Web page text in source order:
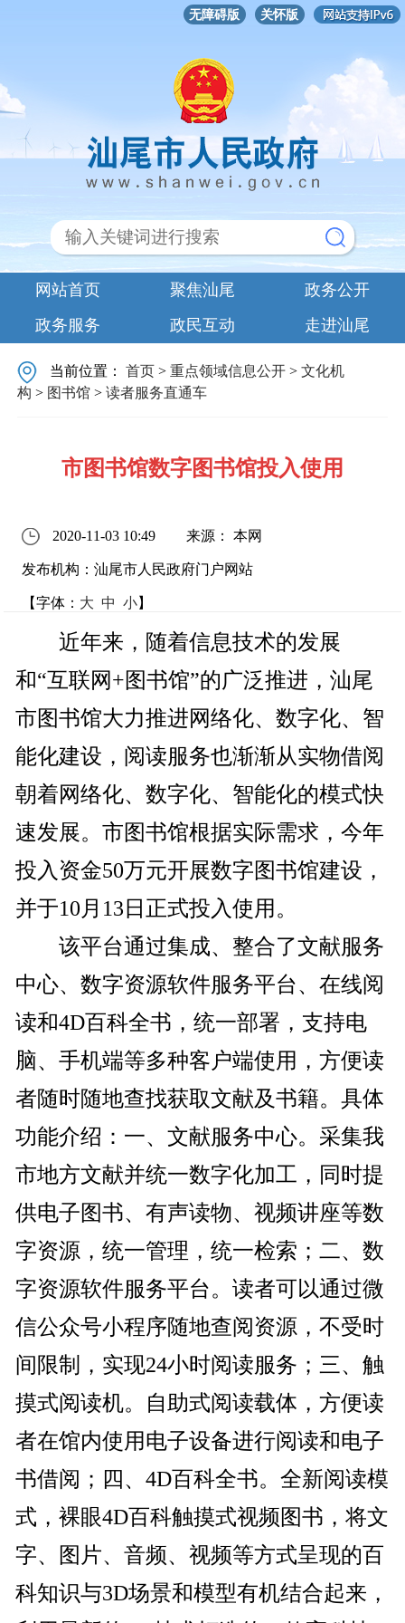
无障碍版 关怀版
网站首页 聚焦汕尾
政务公开
政务服务
政民互动 走进汕尾
当前位置：首页 >重点领域信息公开 >文化机
构 > 图书馆 >读者服务直通车
市图书馆数字图书馆投入使用
2020-11-03 10:49 来源： 本网
发布机构：汕尾市人民政府门户网站
【字体： 大 中 小】
近年来，随着信息技术的发展
和“互联网+图书馆”的广泛推进，汕尾
市图书馆大力推进网络化、数字化、智
能化建设，阅读服务也渐渐从实物借阅
朝着网络化、数字化、智能化的模式快
速发展。市图书馆根据实际需求，今年
投入资金50万元开展数字图书馆建设，
并于10月13日正式投入使用。
该平台通过集成、整合了文献服务
中心、数字资源软件服务平台、在线阅
读和4D百科全书，统一部署，支持电
脑、手机端等多种客户端使用，方便读
者随时随地查找获取文献及书籍。具体
功能介绍：一、文献服务中心。采集我
市地方文献并统一数字化加工，同时提
供电子图书、有声读物、视频讲座等数
字资源，统一管理，统一检索；二、数
字资源软件服务平台。读者可以通过微
信公众号小程序随地查阅资源，不受时
间限制，实现24小时阅读服务；三、触
摸式阅读机。自助式阅读载体，方便读
者在馆内使用电子设备进行阅读和电子
书借阅；四、4D百科全书。全新阅读模
式，裸眼4D百科触摸式视频图书，将文
字、图片、音频、视频等方式呈现的百
科知识与3D场景和模型有机结合起来，